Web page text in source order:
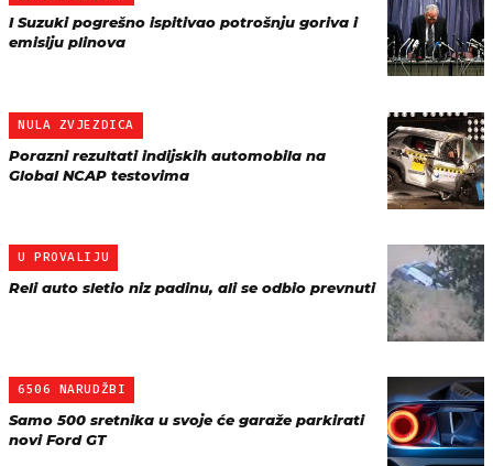
I Suzuki pogrešno ispitivao potrošnju goriva i
emisiju plinova
NULA ZVJEZDICA
Porazni rezultati indijskih automobila na
Global NCAP testovima
U PROVALIJU
Reli auto sletio niz padinu, ali se odbio prevnuti
6506 NARUDŽBI
Samo 500 sretnika u svoje će garaže parkirati
novi Ford GT